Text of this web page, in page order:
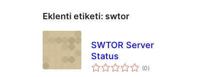
Eklenti etiketi: swtor
SWTOR Server
Status
(0toplam
puan
)